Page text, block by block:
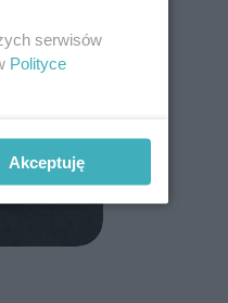
serwisów
Polityce
Akceptuję